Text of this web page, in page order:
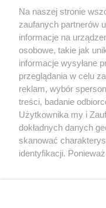
Wernisaże
Więcej
Partnerzy
Praca Szczecin
Na naszej stronie
zaufanych partnerów
informacje na
osobowe, takie jak
informacje wysyłane
przeglądania w celu
reklam, wybór
treści, badanie
Użytkownika my i
dokładnych danych
skanować
identyfikacji.
prywatności